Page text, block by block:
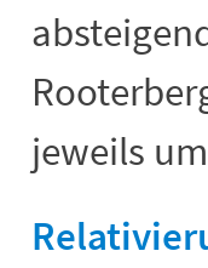
jeweils